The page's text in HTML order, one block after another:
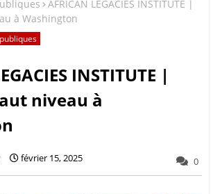
AFRICAN LEGACIES INSTITUTE |
à Washington
INSTITUTE |
niveau à
février 15, 2025 0